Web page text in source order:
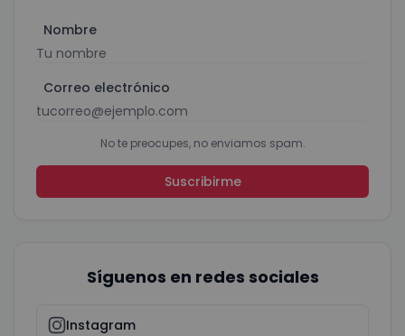
Nombre
Correo electrónico
No te preocupes, no enviamos spam.
Suscribirme
Síguenos en redes sociales
Instagram